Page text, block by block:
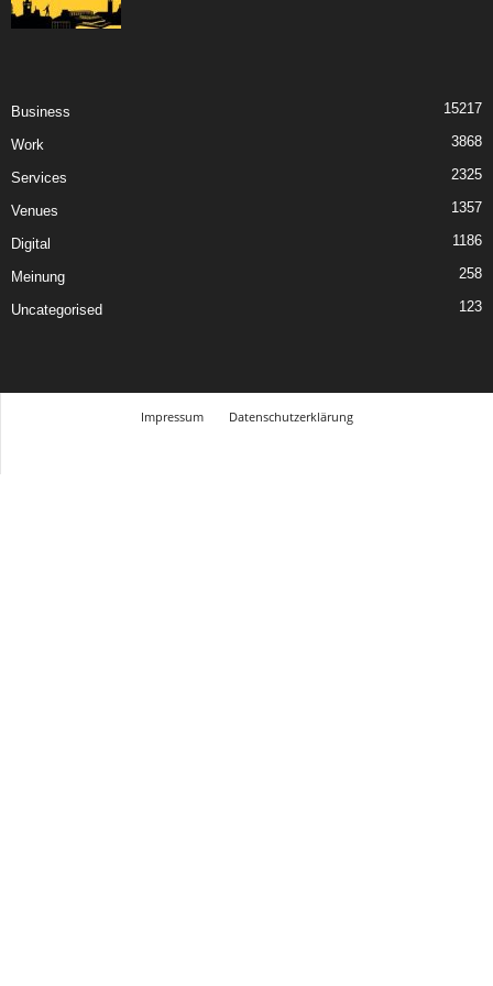
Business 15217
Work 3868
Services 2325
Venues 1357
Digital 1186
Meinung 258
Uncategorised 123
Impressum
Datenschutzerklärung